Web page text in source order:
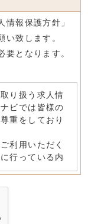
情報保護方針」
い致します。
要となります。